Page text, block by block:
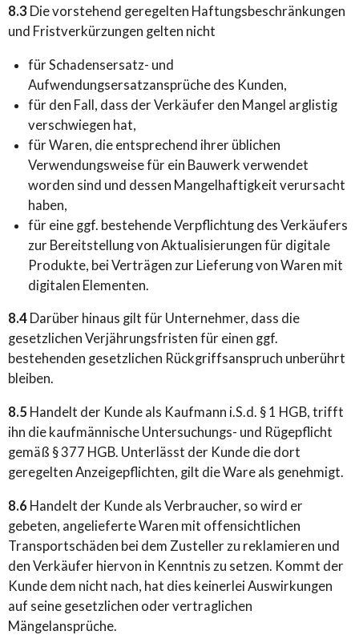
8.3 Die vorstehend geregelten Haftungsbeschränkungen
und Fristverkürzungen gelten nicht
für Schadensersatz- und
Aufwendungsersatzansprüche des Kunden,
für den Fall, dass der Verkäufer den Mangel arglistig
verschwiegen hat,
für Waren, die entsprechend ihrer üblichen
Verwendungsweise für ein Bauwerk verwendet
worden sind und dessen Mangelhaftigkeit verursacht
haben,
für eine ggf. bestehende Verpflichtung des Verkäufers
zur Bereitstellung von Aktualisierungen für digitale
Produkte, bei Verträgen zur Lieferung von Waren mit
digitalen Elementen.
8.4 Darüber hinaus gilt für Unternehmer, dass die
gesetzlichen Verjährungsfristen für einen ggf.
bestehenden gesetzlichen Rückgriffsanspruch unberührt
bleiben.
8.5 Handelt der Kunde als Kaufmann i.S.d. § 1 HGB, trifft
ihn die kaufmännische Untersuchungs- und Rügepflicht
gemäß § 377 HGB. Unterlässt der Kunde die dort
geregelten Anzeigepflichten, gilt die Ware als genehmigt.
8.6 Handelt der Kunde als Verbraucher, so wird er
gebeten, angelieferte Waren mit offensichtlichen
Transportschäden bei dem Zusteller zu reklamieren und
den Verkäufer hiervon in Kenntnis zu setzen. Kommt der
Kunde dem nicht nach, hat dies keinerlei Auswirkungen
auf seine gesetzlichen oder vertraglichen
Mängelansprüche.